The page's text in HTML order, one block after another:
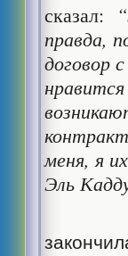
сказал:
правда,
договор
меня, я
Эль